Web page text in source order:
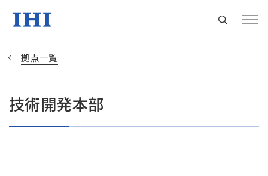
Location
拠点一覧
技術開発本部